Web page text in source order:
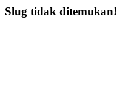
Slug tidak ditemukan!